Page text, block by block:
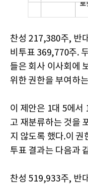
찬성 217,380주, 반
비투표 369,770주.
들은 회사 이사회에
위한 권한을 부여하
이 제안은 1대 5에서
고 재분류하는 것을
지 않도록 했다.이
투표 결과는 다음과
찬성 519,933주, 반